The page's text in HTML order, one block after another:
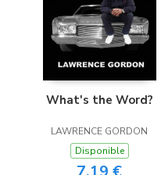
What's the Word?
LAWRENCE GORDON
Disponible